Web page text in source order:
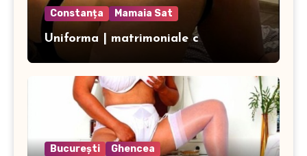
Constanța Mamaia Sat
Uniforma | matrimoniale c
București Ghencea